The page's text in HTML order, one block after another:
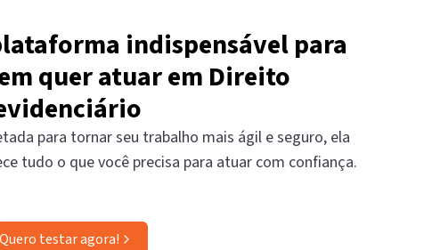
indispensável para
quer atuar em Direito
para tornar seu trabalho mais ágil e seguro, ela
tudo o que você precisa para atuar com confiança.
Quero testar agora!